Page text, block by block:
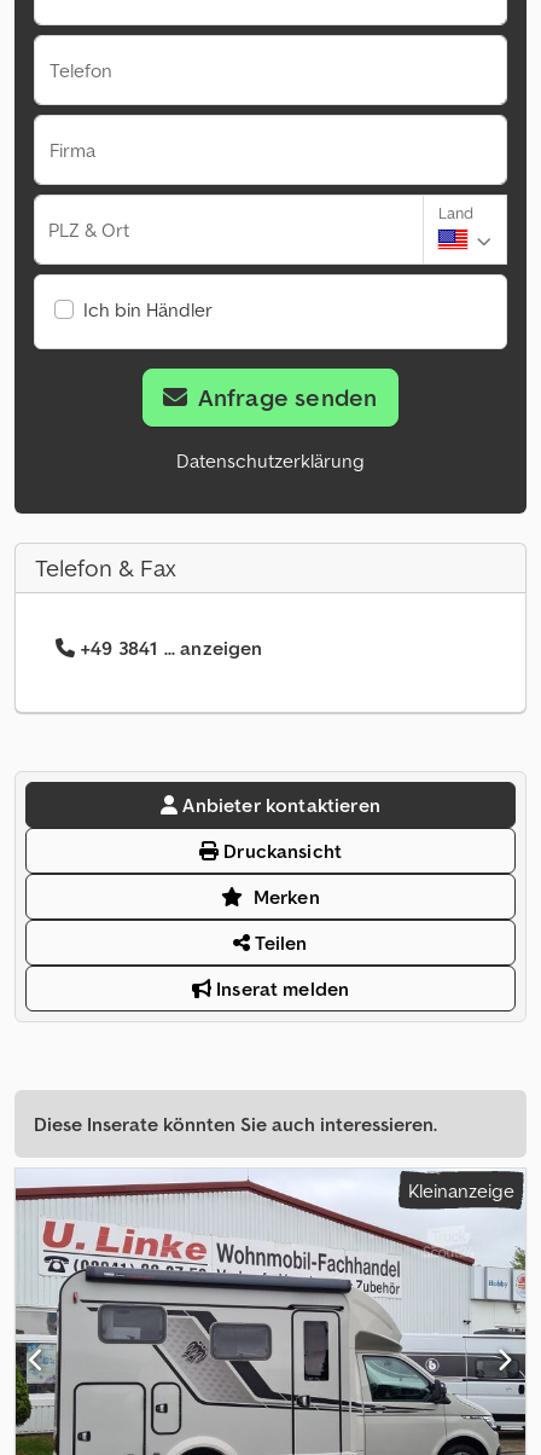
Telefon
Firma
PLZ & Ort
Land
Ich bin Händler
Anfrage senden
Datenschutzerklärung
Telefon & Fax
+49 3841 ... anzeigen
Anbieter kontaktieren
Druckansicht
Merken
Teilen
Inserat melden
Diese Inserate könnten Sie auch interessieren.
Kleinanzeige